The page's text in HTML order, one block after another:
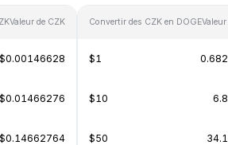
Valeur de CZK
$0.00146628
$0.01466276
$0.14662764
Convertir des CZK en DOGE
$1
$10
$50